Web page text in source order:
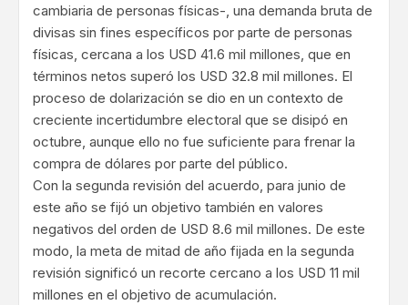
cambiaria de personas físicas-, una demanda bruta de
divisas sin fines específicos por parte de personas
físicas, cercana a los USD 41.6 mil millones, que en
términos netos superó los USD 32.8 mil millones. El
proceso de dolarización se dio en un contexto de
creciente incertidumbre electoral que se disipó en
octubre, aunque ello no fue suficiente para frenar la
compra de dólares por parte del público.
Con la segunda revisión del acuerdo, para junio de
este año se fijó un objetivo también en valores
negativos del orden de USD 8.6 mil millones. De este
modo, la meta de mitad de año fijada en la segunda
revisión significó un recorte cercano a los USD 11 mil
millones en el objetivo de acumulación.